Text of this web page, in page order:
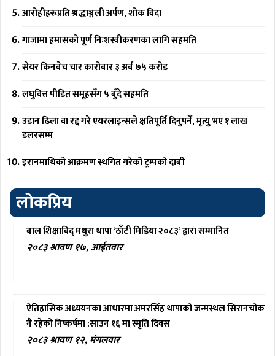
आरोहीहरूप्रति श्रद्धाञ्जली अर्पण, शोक विदा
गाजामा हमासको पूर्ण निःशस्त्रीकरणका लागि सहमति
सेयर किनबेच चार कारोबार ३ अर्ब ७५ करोड
लघुवित्त पीडित समूहसँग ५ बुँदे सहमति
उडान ढिला वा रद्द गरे एयरलाइन्सले क्षतिपूर्ति दिनुपर्ने, मृत्यु भए १ लाख
डलरसम्म
इरानमाथिको आक्रमण स्थगित गरेको ट्रम्पको दाबी
लोकप्रिय
बाल शिक्षाविद् मथुरा थापा ‘ठाँटी मिडिया २०८३’ द्वारा सम्मानित
२०८३ श्रावण १७, आईतवार
ऐतिहासिक अध्ययनका आधारमा अमरसिंह थापाको जन्मस्थल सिरानचोक
नै रहेको निष्कर्षमा :साउन १६ मा स्मृति दिवस
२०८३ श्रावण १२, मंगलवार